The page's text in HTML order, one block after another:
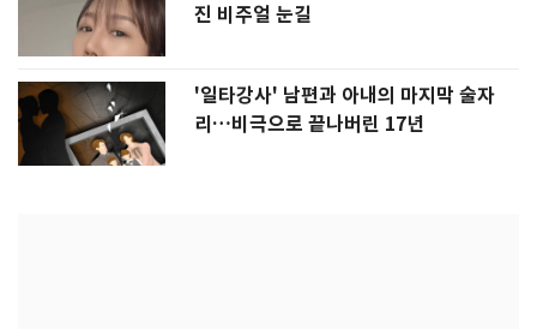
진 비주얼 눈길
'일타강사' 남편과 아내의 마지막 술자
리…비극으로 끝나버린 17년